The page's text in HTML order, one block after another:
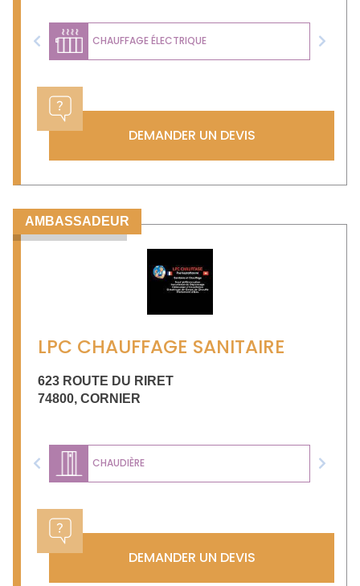
CHAUFFAGE ÉLECTRIQUE
Previous Next
DEMANDER UN DEVIS
AMBASSADEUR
LPC CHAUFFAGE SANITAIRE
623 ROUTE DU RIRET
74800, CORNIER
CHAUDIÈRE
Previous Next
DEMANDER UN DEVIS